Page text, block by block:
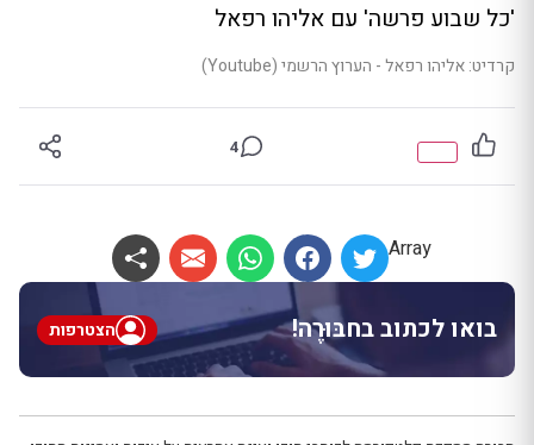
'כל שבוע פרשה' עם אליהו רפאל
קרדיט: אליהו רפאל - הערוץ הרשמי (Youtube)
4
Array
בואו לכתוב בחבּוּרֶה! הצטרפות